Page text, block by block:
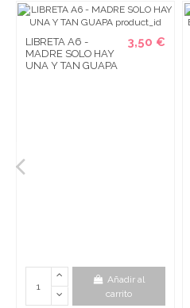
LIBRETA A6 -
MADRE SOLO HAY
UNA Y TAN GUAPA
3,50 €
Añadir al
carrito